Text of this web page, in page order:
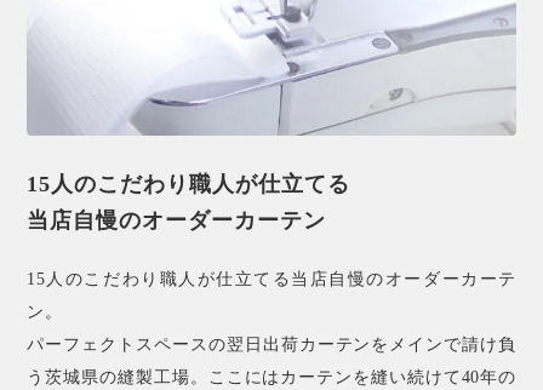
15人のこだわり職人が仕立てる
当店自慢のオーダーカーテン
15人のこだわり職人が仕立てる当店自慢のオーダーカーテ
ン。
パーフェクトスペースの翌日出荷カーテンをメインで請け負
う茨城県の縫製工場。ここにはカーテンを縫い続けて40年の